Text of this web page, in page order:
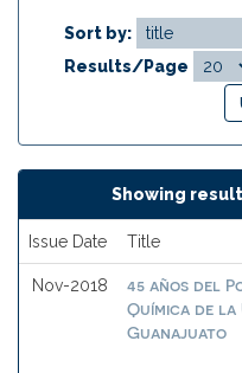
Sort by:
Results/Page
Showing
Issue Date Title
Nov-2018
45 años del
Química de
Guanajuato